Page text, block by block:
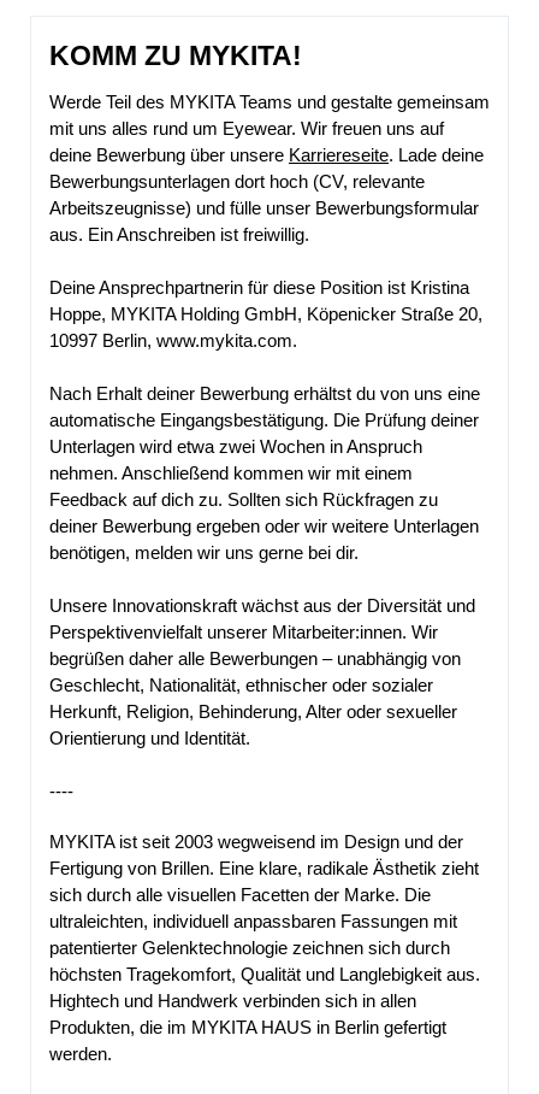
KOMM ZU MYKITA!
Werde Teil des MYKITA Teams und gestalte gemeinsam
mit uns alles rund um Eyewear. Wir freuen uns auf
deine Bewerbung über unsere Karriereseite. Lade deine
Bewerbungsunterlagen dort hoch (CV, relevante
Arbeitszeugnisse) und fülle unser Bewerbungsformular
aus. Ein Anschreiben ist freiwillig.
Deine Ansprechpartnerin für diese Position ist Kristina
Hoppe, MYKITA Holding GmbH, Köpenicker Straße 20,
10997 Berlin, www.mykita.com.
Nach Erhalt deiner Bewerbung erhältst du von uns eine
automatische Eingangsbestätigung. Die Prüfung deiner
Unterlagen wird etwa zwei Wochen in Anspruch
nehmen. Anschließend kommen wir mit einem
Feedback auf dich zu. Sollten sich Rückfragen zu
deiner Bewerbung ergeben oder wir weitere Unterlagen
benötigen, melden wir uns gerne bei dir.
Unsere Innovationskraft wächst aus der Diversität und
Perspektivenvielfalt unserer Mitarbeiter:innen. Wir
begrüßen daher alle Bewerbungen – unabhängig von
Geschlecht, Nationalität, ethnischer oder sozialer
Herkunft, Religion, Behinderung, Alter oder sexueller
Orientierung und Identität.
----
MYKITA ist seit 2003 wegweisend im Design und der
Fertigung von Brillen. Eine klare, radikale Ästhetik zieht
sich durch alle visuellen Facetten der Marke. Die
ultraleichten, individuell anpassbaren Fassungen mit
patentierter Gelenktechnologie zeichnen sich durch
höchsten Tragekomfort, Qualität und Langlebigkeit aus.
Hightech und Handwerk verbinden sich in allen
Produkten, die im MYKITA HAUS in Berlin gefertigt
werden.